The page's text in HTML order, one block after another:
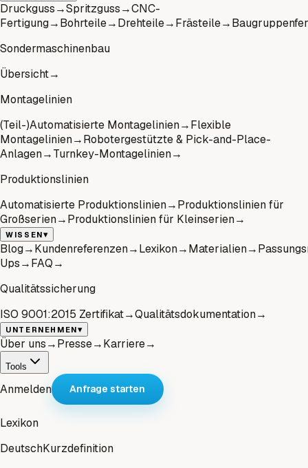
Druckguss→Spritzguss→CNC-
Fertigung→Bohrteile→Drehteile→Frästeile→
Sondermaschinenbau
Übersicht→
Montagelinien
(Teil-)Automatisierte Montagelinien→Flexible
Montagelinien→Robotergestützte & Pick-and-Place-
Anlagen→Turnkey-Montagelinien→
Produktionslinien
Automatisierte Produktionslinien→Produktionslinien für
Großserien→Produktionslinien für Kleinserien→
WISSEN▾
Blog→Kundenreferenzen→Lexikon→Materialien→
Ups→FAQ→
Qualitätssicherung
ISO 9001:2015 Zertifikat→Qualitätsdokumentation→
UNTERNEHMEN▾
Über uns→Presse→Karriere→
Tools
Anmelden Anfrage starten
Lexikon
DeutschKurzdefinition